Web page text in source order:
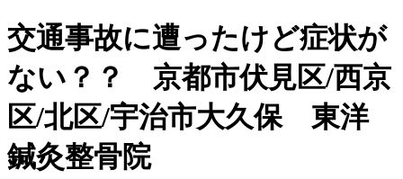
交通事故に遭ったけど症状が
ない？？ 京都市伏見区/西京
区/北区/宇治市大久保 東洋
鍼灸整骨院